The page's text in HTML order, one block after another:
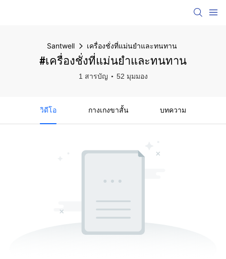
Santwell เครื่องชั่งที่แม่นยำและทนทาน
#เครื่องชั่งที่แม่นยำและทนทาน
1 สารบัญ 52 มุมมอง
วิดีโอ กางเกงขาสั้น บทความ